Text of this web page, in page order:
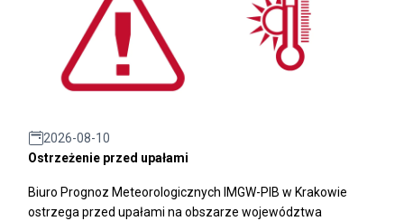
2026-08-10
Ostrzeżenie przed upałami
Biuro Prognoz Meteorologicznych IMGW-PIB w Krakowie
ostrzega przed upałami na obszarze województwa